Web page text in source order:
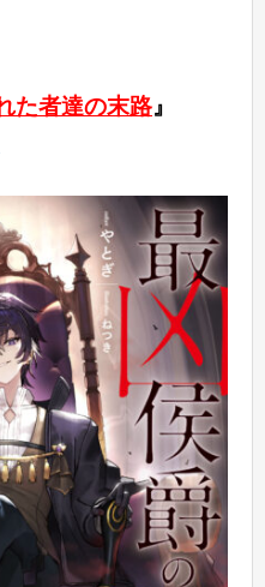
た者達の末路』